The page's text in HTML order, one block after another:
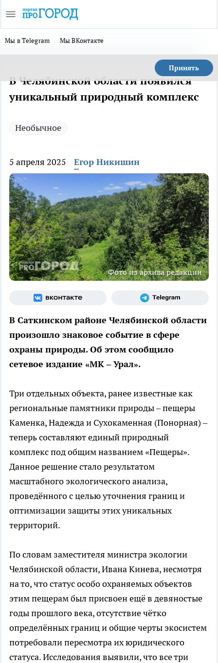
Мы в Telegram Мы ВКонтакте
Принять
В Челябинской области появился
уникальный природный комплекс
Необычное
5 апреля 2025 Егор Никишин
Фото из архива редакции
В Саткинском районе Челябинской области
произошло знаковое событие в сфере
охраны природы. Об этом сообщило
сетевое издание «МК – Урал».
Три отдельных объекта, ранее известные как
региональные памятники природы – пещеры
Каменка, Надежда и Сухокаменная (Понорная) –
теперь составляют единый природный
комплекс под общим названием «Пещеры».
Данное решение стало результатом
масштабного экологического анализа,
проведённого с целью уточнения границ и
оптимизации защиты этих уникальных
территорий.
По словам заместителя министра экологии
Челябинской области, Ивана Кинева, несмотря
на то, что статус особо охраняемых объектов
этим пещерам был присвоен ещё в девяностые
годы прошлого века, отсутствие чётко
определённых границ и общие черты экосистем
потребовали пересмотра их юридического
статуса. Исследования выявили, что все три